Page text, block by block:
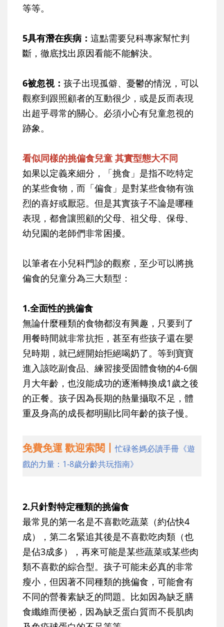
等等。
5具有潛在疾病： 這點需要兒科專家幫忙判
斷，徹底找出原因看能不能解決。
6被忽視： 孩子出現孤僻、憂鬱的情況，可以
觀察到跟照顧者的互動很少，或是反而表現
出超乎尋常的關心。必須小心有兒童忽視的
跡象。
看似同樣的挑偏食兒童 其實型態大不同
如果以定義來細分，「挑食」是指不吃特定
的某些食物，而「偏食」是對某些食物有強
烈的喜好或厭惡。但是其實孩子不論是哪種
表現，都會讓照顧的父母、祖父母、保母、
幼兒園的老師們非常困擾。
以筆者在小兒科門診的觀察，至少可以將挑
偏食的兒童分為三大類型：
1.全面性的挑偏食
無論什麼種類的食物都沒有興趣，只要到了
用餐時間就非常抗拒，甚至有些孩子還在嬰
兒時期，就已經開始拒絕喝奶了。等到寶寶
進入該吃副食品、練習接受固體食物的4-6個
月大年齡，也沒能成功的逐漸轉換成1歲之後
的正餐。孩子因為長期的熱量攝取不足，體
重及身高的成長都明顯比同年齡的孩子慢。
免費免運 歡迎索閱丨忙碌爸媽必讀手冊《遊
戲的力量：1-8歲分齡共玩指南》
2.只針對特定種類的挑偏食
最常見的第一名是不喜歡吃蔬菜（約佔快4
成），第二名緊追其後是不喜歡吃肉類（也
是佔3成多），再來可能是某些蔬菜或某些肉
類不喜歡的綜合型。孩子可能未必真的非常
瘦小，但因著不同種類的挑偏食，可能會有
不同的營養素缺乏的問題。比如因為缺乏膳
食纖維而便祕，因為缺乏蛋白質而不長肌肉